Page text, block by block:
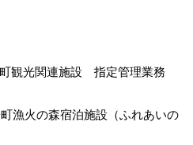
光関連施設 指定管理業務
の森宿泊施設（ふれあいの